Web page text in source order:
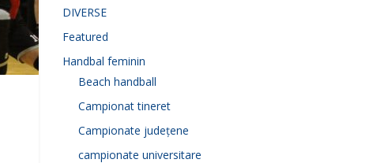
DIVERSE
Featured
Handbal feminin
Beach handball
Campionat tineret
Campionate județene
campionate universitare